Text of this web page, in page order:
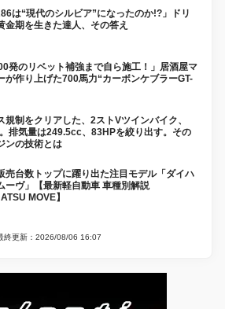
は“現代のシルビア”になったのか!?」ドリ
金期を生きた達人、その答え
発のリベット補強まで自ら施工！」居酒屋マ
が作り上げた700馬力“カーボンケブラーGT-
規制をクリアした、2ストVツインバイク、
排気量は249.5cc、83HPを絞り出す。その
ンの技術とは
売台数トップに躍り出た注目モデル「ダイハ
ーヴ」【最新軽自動車 車種別解説
MOVE】
終更新：2026/08/06 16:07